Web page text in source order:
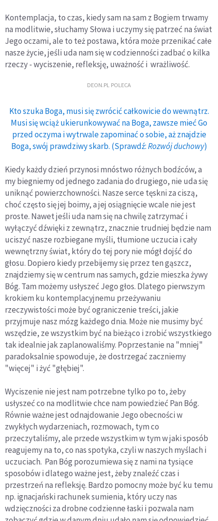
Kontemplacja, to czas, kiedy sam na sam z Bogiem trwamy
na modlitwie, słuchamy Słowa i uczymy się patrzeć na świat
Jego oczami, ale to też postawa, która może przenikać całe
nasze życie, jeśli uda nam się w codzienności zadbać o kilka
rzeczy - wyciszenie, refleksję, uważność i wrażliwość.
DEON.PL POLECA
Kto szuka Boga, musi się zwrócić całkowicie do wewnątrz.
Musi się wciąż ukierunkowywać na Boga, zawsze mieć Go
przed oczyma i wytrwale zapominać o sobie, aż znajdzie
Boga, swój prawdziwy skarb. (Sprawdź:Rozwój duchowy)
Kiedy każdy dzień przynosi mnóstwo różnych bodźców, a
my biegniemy od jednego zadania do drugiego, nie uda się
uniknąć powierzchowności. Nasze serce tęskni za ciszą,
choć często się jej boimy, a jej osiągnięcie wcale nie jest
proste. Nawet jeśli uda nam się na chwilę zatrzymać i
wyłączyć dźwięki z zewnątrz, znacznie trudniej będzie nam
uciszyć nasze rozbiegane myśli, tłumione uczucia i cały
wewnętrzny świat, który do tej pory nie mógł dojść do
głosu. Dopiero kiedy przebijemy się przez ten gąszcz,
znajdziemy się w centrum nas samych, gdzie mieszka żywy
Bóg. Tam możemy usłyszeć Jego głos. Dlatego pierwszym
krokiem ku kontemplacyjnemu przeżywaniu
rzeczywistości może być ograniczenie treści, jakie
przyjmuje nasz mózg każdego dnia. Może nie musimy być
wszędzie, ze wszystkim być na bieżąco i zrobić wszystkiego
tak idealnie jak zaplanowaliśmy. Poprzestanie na "mniej"
paradoksalnie spowoduje, że dostrzegać zaczniemy
"więcej" i żyć "głębiej".
Wyciszenie nie jest nam potrzebne tylko po to, żeby
usłyszeć co na modlitwie chce nam powiedzieć Pan Bóg.
Równie ważne jest odnajdowanie Jego obecności w
zwykłych wydarzeniach, rozmowach, tym co
przeczytaliśmy, ale przede wszystkim w tym w jaki sposób
reagujemy na to, co nas spotyka, czyli w naszych myślach i
uczuciach. Pan Bóg porozumiewa się z nami na tysiące
sposobów i dlatego ważne jest, żeby znaleźć czas i
przestrzeń na refleksję. Bardzo pomocny może być ku temu
np. ignacjański rachunek sumienia, który uczy nas
wdzięczności za drobne codzienne łaski i pozwala nam